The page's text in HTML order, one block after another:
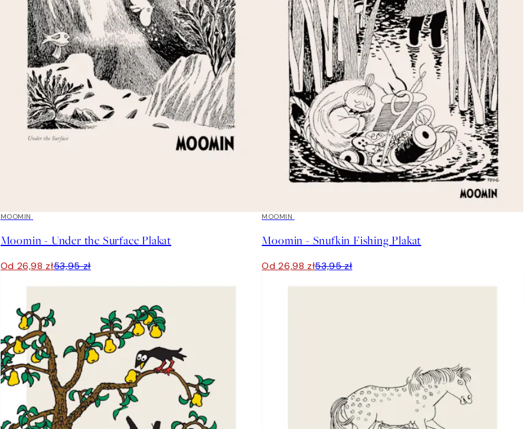
50%*
MOOMIN
Moomin - Under the Surface Plakat
Od 26,98 zł53,95 zł
50%*
MOOMIN
Moomin - Snufkin Fishing Plakat
Od 26,98 zł53,95 zł